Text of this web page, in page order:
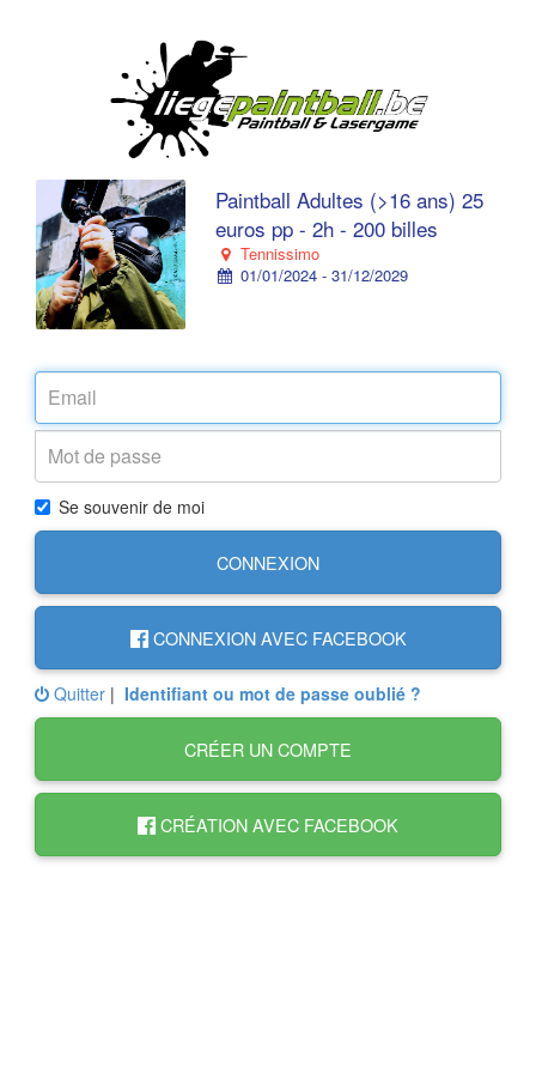
Paintball Adultes (>16 ans) 25
euros pp - 2h - 200 billes
Tennissimo
01/01/2024 - 31/12/2029
Se souvenir de moi
CONNEXION
CONNEXION AVEC FACEBOOK
Quitter | Identifiant ou mot de passe oublié ?
CRÉER UN COMPTE
CRÉATION AVEC FACEBOOK